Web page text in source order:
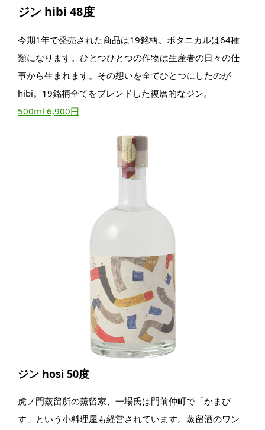
ジン hibi 48度
今期1年で発売された商品は19銘柄。ボタニカルは64種
類になります。ひとつひとつの作物は生産者の日々の仕
事から生まれます。その想いを全てひとつにしたのが
hibi。19銘柄全てをブレンドした複層的なジン。
500ml 6,900円
ジン hosi 50度
虎ノ門蒸留所の蒸留家、一場氏は門前仲町で「かまび
す」という小料理屋も経営されています。蒸留酒のワン